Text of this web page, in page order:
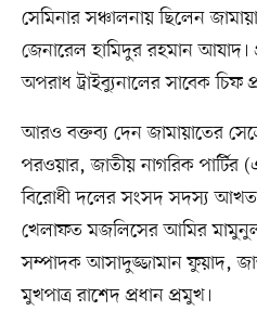
সেমিনার সঞ্চালনায় ছিলেন
জেনারেল হামিদুর রহমান আযাদ।
অপরাধ ট্রাইব্যুনালের সাবেক
আরও বক্তব্য দেন জামায়াতের
পরওয়ার, জাতীয় নাগরিক
বিরোধী দলের সংসদ সদস্য
খেলাফত মজলিসের আমির মামুনুল
সম্পাদক আসাদুজ্জামান ফুয়াদ,
মুখপাত্র রাশেদ প্রধান প্রমুখ।